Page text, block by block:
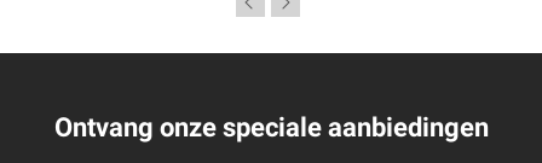
Ontvang onze speciale aanbiedingen